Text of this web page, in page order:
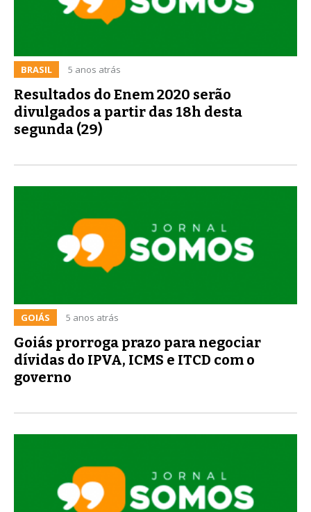
BRASIL 5 anos atrás
Resultados do Enem 2020 serão
divulgados a partir das 18h desta
segunda (29)
GOIÁS 5 anos atrás
Goiás prorroga prazo para negociar
dívidas do IPVA, ICMS e ITCD com o
governo